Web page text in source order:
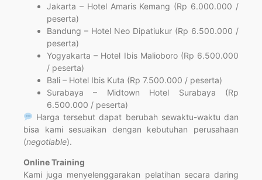
Jakarta – Hotel Amaris Kemang (Rp 6.000.000 /
peserta)
Bandung – Hotel Neo Dipatiukur (Rp 6.500.000 /
peserta)
Yogyakarta – Hotel Ibis Malioboro (Rp 6.500.000
/ peserta)
Bali – Hotel Ibis Kuta (Rp 7.500.000 / peserta)
Surabaya – Midtown Hotel Surabaya (Rp
6.500.000 / peserta)
Harga tersebut dapat berubah sewaktu-waktu dan
bisa kami sesuaikan dengan kebutuhan perusahaan
(negotiable).
Online Training
Kami juga menyelenggarakan pelatihan secara daring